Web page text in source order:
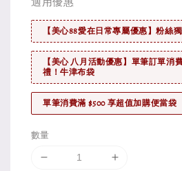
【美心88愛在日常專屬優惠】粉絲
【美心 八月活動優惠】單筆訂單消
禮！牛津布袋
單筆消費滿 $500 享超值加購便當袋
數量